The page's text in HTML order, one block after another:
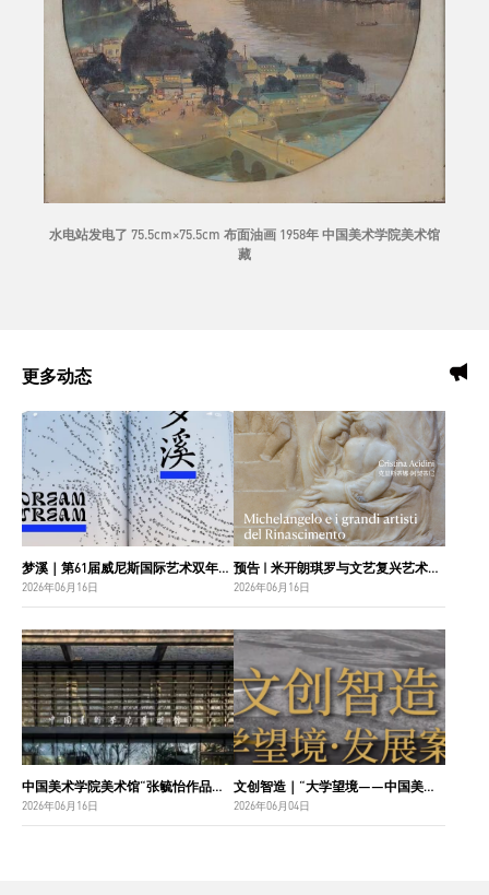
水电站发电了 75.5cm×75.5cm 布面油画 1958年 中国美术学院美术馆
藏
更多动态
梦溪｜第61届威尼斯国际艺术双年展中国国家馆主视觉设计
2026年06月16日
预告 | 米开朗琪罗与文艺复兴艺术巨匠：佛罗伦萨博纳罗蒂之家珍藏
2026年06月16日
中国美术学院美术馆“张毓怡作品捐赠收藏项目”入选“2026年度国家美术作品收藏和捐赠奖励项目名单”
2026年06月16日
文创智造｜“大学望境——中国美术学院建设世界一流大学二十周年”特展导览
2026年06月04日